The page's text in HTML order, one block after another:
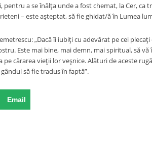
pentru a se înălța unde a fost chemat, la Cer, ca
– este așteptat, să fie ghidat/ă în Lumea
„Dacă îi iubiți cu adevărat pe cei plecați
Este mai bine, mai demn, mai spiritual, să
cărarea vieții lor veșnice. Alături de aceste
să fie tradus în faptă”.
Email